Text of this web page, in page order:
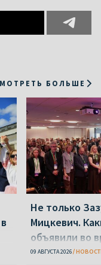
БОЛЬШЕ
Не только
Мицкевич.
объявили во
Беларуси»
09 АВГУСТА 2026